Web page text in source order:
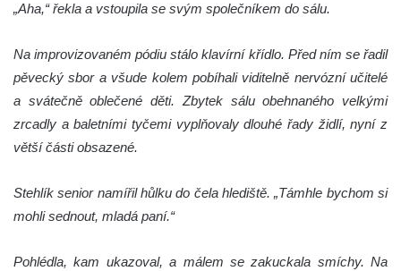
„Aha,“ řekla a vstoupila se svým společníkem do sálu.
Na improvizovaném pódiu stálo klavírní křídlo. Před ním se řadil
pěvecký sbor a všude kolem pobíhali viditelně nervózní učitelé
a svátečně oblečené děti. Zbytek sálu obehnaného velkými
zrcadly a baletními tyčemi vyplňovaly dlouhé řady židlí, nyní z
větší části obsazené.
Stehlík senior namířil hůlku do čela hlediště. „Támhle bychom si
mohli sednout, mladá paní.“
Pohlédla, kam ukazoval, a málem se zakuckala smíchy. Na